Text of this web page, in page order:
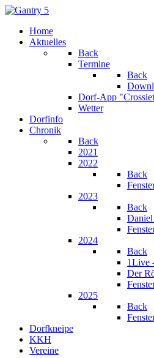
Home
Aktuelles
Back
Termine
Back
Dorf-App
Wetter
Dorfinfo
Chronik
Back
2021
2022
Back
2023
Back
2024
Back
1Live
Der
2025
Back
Dorfkneipe
KKH
Vereine